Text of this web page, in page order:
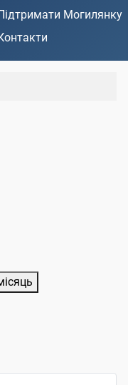
Підтримати Могилянку
Контакти